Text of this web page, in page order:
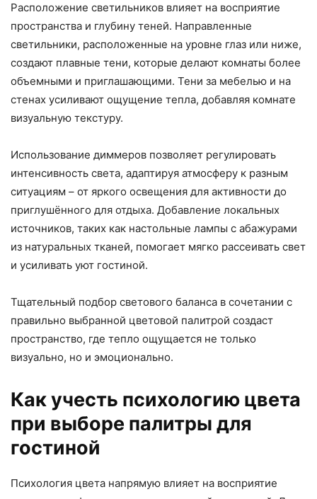
Расположение светильников влияет на восприятие
пространства и глубину теней. Направленные
светильники, расположенные на уровне глаз или ниже,
создают плавные тени, которые делают комнаты более
объемными и приглашающими. Тени за мебелью и на
стенах усиливают ощущение тепла, добавляя комнате
визуальную текстуру.
Использование диммеров позволяет регулировать
интенсивность света, адаптируя атмосферу к разным
ситуациям – от яркого освещения для активности до
приглушённого для отдыха. Добавление локальных
источников, таких как настольные лампы с абажурами
из натуральных тканей, помогает мягко рассеивать свет
и усиливать уют гостиной.
Тщательный подбор светового баланса в сочетании с
правильно выбранной цветовой палитрой создаст
пространство, где тепло ощущается не только
визуально, но и эмоционально.
Как учесть психологию цвета
при выборе палитры для
гостиной
Психология цвета напрямую влияет на восприятие